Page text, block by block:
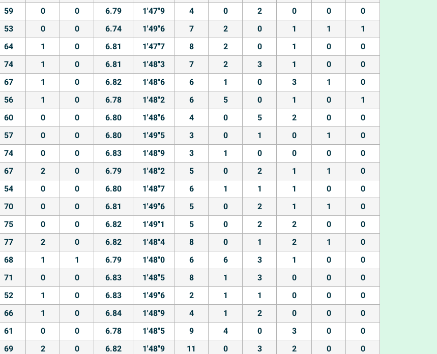
59 0 0 6.79 1'47"9 4 0 2 0 0 0
53 0 0 6.74 1'49"6 7 2 0 1 1 1
64 1 0 6.81 1'47"7 8 2 0 1 0 0
74 1 0 6.81 1'48"3 7 2 3 1 0 0
67 1 0 6.82 1'48"6 6 1 0 3 1 0
56 1 0 6.78 1'48"2 6 5 0 1 0 1
60 0 0 6.80 1'48"6 4 0 5 2 0 0
57 0 0 6.80 1'49"5 3 0 1 0 1 0
74 0 0 6.83 1'48"9 3 1 0 0 0 0
67 2 0 6.79 1'48"2 5 0 2 1 1 0
54 0 0 6.80 1'48"7 6 1 1 1 0 0
70 0 0 6.81 1'49"6 5 0 2 1 1 0
75 0 0 6.82 1'49"1 5 0 2 2 0 0
77 2 0 6.82 1'48"4 8 0 1 2 1 0
68 1 1 6.79 1'48"0 6 6 3 1 0 0
71 0 0 6.83 1'48"5 8 1 3 0 0 0
52 1 0 6.83 1'49"6 2 1 1 0 0 0
66 1 0 6.84 1'48"9 4 1 2 0 0 0
61 0 0 6.78 1'48"5 9 4 0 3 0 0
69 2 0 6.82 1'48"9 11 0 3 2 0 0